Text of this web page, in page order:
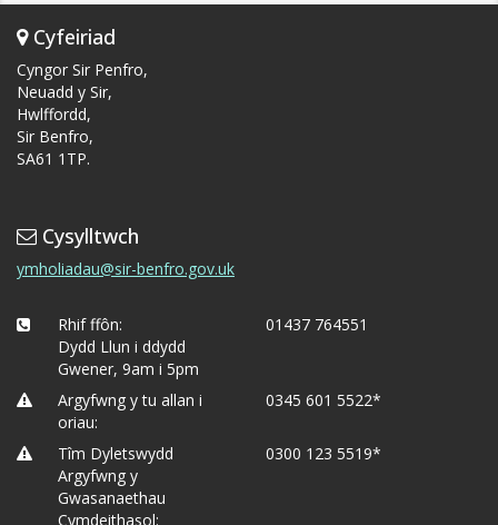
Cyfeiriad
Cyngor Sir Penfro,
Neuadd y Sir,
Hwlffordd,
Sir Benfro,
SA61 1TP.
Cysylltwch
ymholiadau@sir-benfro.gov.uk
Rhif ffôn:
Dydd Llun i ddydd
Gwener, 9am i 5pm
01437 764551
Argyfwng y tu allan i
oriau:
0345 601 5522*
Tîm Dyletswydd
Argyfwng y
Gwasanaethau
Cymdeithasol:
0300 123 5519*